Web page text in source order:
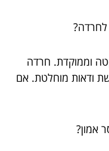
לחרדה?
וממוקדת. חרדה
ודאות מוחלטת. אם
אמון?